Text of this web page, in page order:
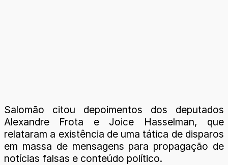
Salomão citou depoimentos dos deputados
Alexandre Frota e Joice Hasselman, que
relataram a existência de uma tática de disparos
em massa de mensagens para propagação de
notícias falsas e conteúdo político.